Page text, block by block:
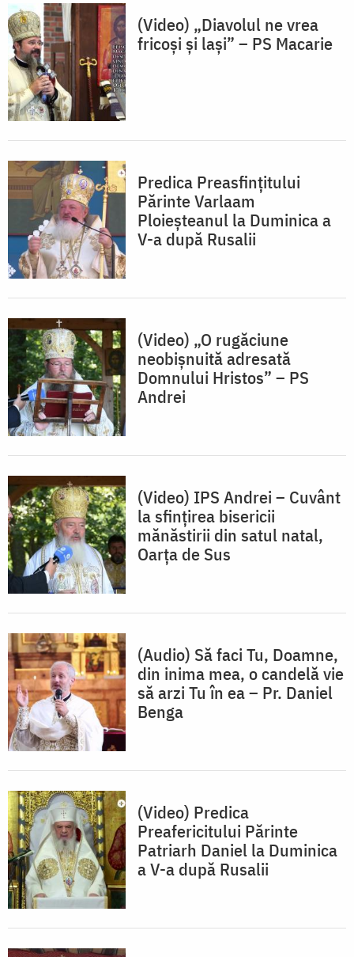
(Video) „Diavolul ne vrea
fricoși și lași” – PS Macarie
Predica Preasfințitului
Părinte Varlaam
Ploieșteanul la Duminica a
V-a după Rusalii
(Video) „O rugăciune
neobișnuită adresată
Domnului Hristos” – PS
Andrei
(Video) IPS Andrei – Cuvânt
la sfințirea bisericii
mănăstirii din satul natal,
Oarța de Sus
(Audio) Să faci Tu, Doamne,
din inima mea, o candelă vie
să arzi Tu în ea – Pr. Daniel
Benga
(Video) Predica
Preafericitului Părinte
Patriarh Daniel la Duminica
a V-a după Rusalii